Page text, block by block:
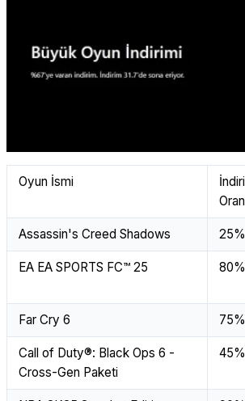
Oyun İsmi
Assassin's Creed Shadows 25%
EA EA SPORTS FC™ 25 80%
Far Cry 6 75%
Call of Duty®: Black Ops 6 -
Cross-Gen Paketi
45%